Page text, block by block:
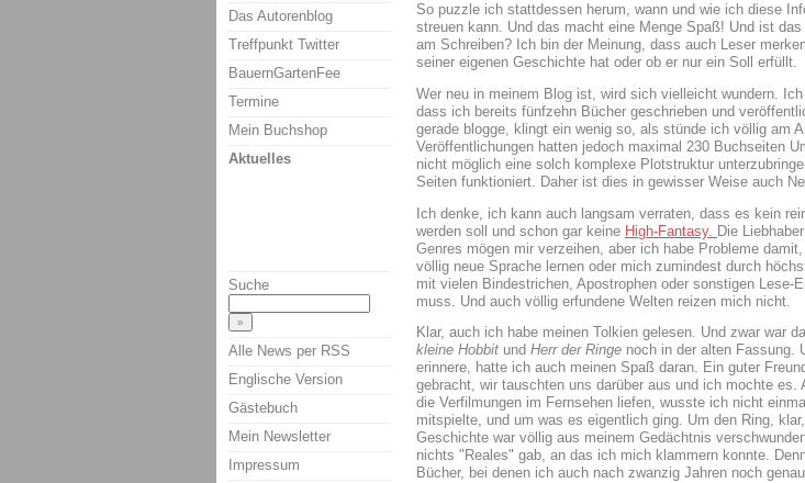
So puzzle ich stattdessen herum, wann und wie ich diese
streuen kann. Und das macht eine Menge Spaß! Und ist
am Schreiben? Ich bin der Meinung, dass auch Leser
seiner eigenen Geschichte hat oder ob er nur ein Soll erfüllt.
Wer neu in meinem Blog ist, wird sich vielleicht wundern. Ich
dass ich bereits fünfzehn Bücher geschrieben und
gerade blogge, klingt ein wenig so, als stünde ich völlig am
Veröffentlichungen hatten jedoch maximal 230 Buchseiten
nicht möglich eine solch komplexe Plotstruktur
Seiten funktioniert. Daher ist dies in gewisser Weise auch
Ich denke, ich kann auch langsam verraten, dass es kein
werden soll und schon gar keine High-Fantasy. Die
Genres mögen mir verzeihen, aber ich habe Probleme
völlig neue Sprache lernen oder mich zumindest durch
mit vielen Bindestrichen, Apostrophen oder sonstigen Lese-
muss. Und auch völlig erfundene Welten reizen mich nicht.
Klar, auch ich habe meinen Tolkien gelesen. Und zwar war
kleine Hobbit und Herr der Ringe noch in der alten Fassung.
erinnere, hatte ich auch meinen Spaß daran. Ein guter
gebracht, wir tauschten uns darüber aus und ich mochte es.
die Verfilmungen im Fernsehen liefen, wusste ich nicht
mitspielte, und um was es eigentlich ging. Um den Ring,
Geschichte war völlig aus meinem Gedächtnis
nichts "Reales" gab, an das ich mich klammern konnte.
Bücher, bei denen ich auch nach zwanzig Jahren noch
Das Autorenblog
Treffpunkt Twitter
BauernGartenFee
Termine
Mein Buchshop
Aktuelles
Suche
Alle News per RSS
Englische Version
Gästebuch
Mein Newsletter
Impressum